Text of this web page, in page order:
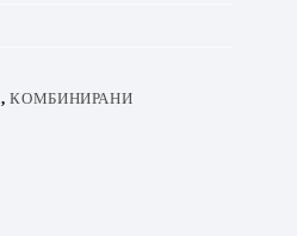
,КОМБИНИРАНИ